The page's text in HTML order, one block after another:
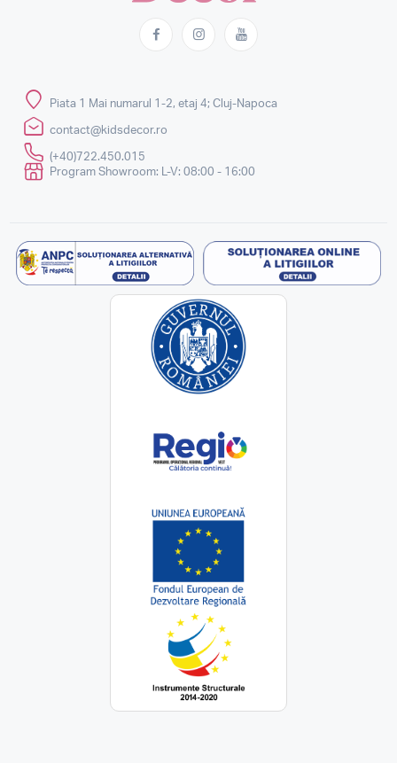
Piata 1 Mai numarul 1-2, etaj 4; Cluj-Napoca
contact@kidsdecor.ro
(+40)722.450.015
Program Showroom: L-V: 08:00 - 16:00